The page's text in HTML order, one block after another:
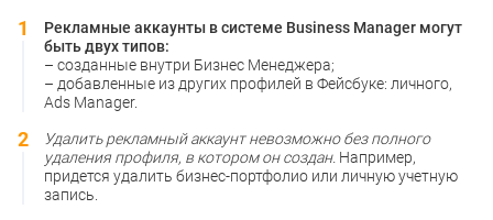
Рекламные аккаунты в системе Business Manager могут
быть двух типов:
– созданные внутри Бизнес Менеджера;
– добавленные из других профилей в Фейсбуке: личного,
Ads Manager.
Удалить рекламный аккаунт невозможно без полного
удаления профиля, в котором он создан. Например,
придется удалить бизнес-портфолио или личную учетную
запись.